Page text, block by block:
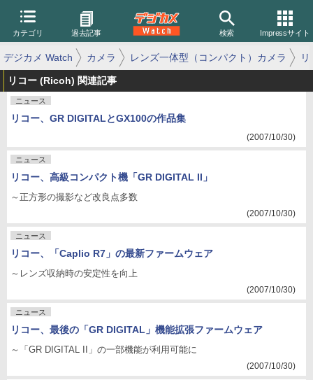
カテゴリ 過去記事 検索 Impressサイト
デジカメ Watch カメラ レンズ一体型（コンパクト）カメラ
リコー (Ricoh) 関連記事
ニュース
リコー、GR DIGITALとGX100の作品集
(2007/10/30)
ニュース
リコー、高級コンパクト機「GR DIGITAL II」
～正方形の撮影など改良点多数
(2007/10/30)
ニュース
リコー、「Caplio R7」の最新ファームウェア
～レンズ収納時の安定性を向上
(2007/10/30)
ニュース
リコー、最後の「GR DIGITAL」機能拡張ファームウェア
～「GR DIGITAL II」の一部機能が利用可能に
(2007/10/30)